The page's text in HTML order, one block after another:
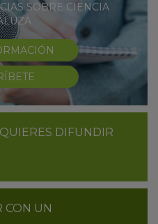
SOBRE CIENCIA
DIFUNDIR
CON UN